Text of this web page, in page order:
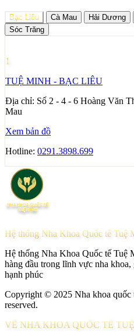
Bạc Liêu Cà Mau Hải Dương
Sóc Trăng
1
TUỆ MINH - BẠC LIÊU
Địa chỉ: Số 2 - 4 - 6 Hoàng Văn
Mau
Xem bản đồ
Hotline: 0291.3898.699
Hệ thống Nha Khoa Quốc tế Tuệ
Hệ thống Nha Khoa Quốc tế Tuệ
hàng đầu trong lĩnh vực nha
hạnh phúc
Copyright © 2025 Nha khoa
reserved.
VỀ NHA KHOA QUỐC TẾ